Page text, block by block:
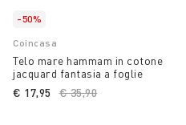
-50%
Coincasa
Telo mare hammam in cotone
jacquard fantasia a foglie
Price reduced from
€ 35,90
€ 17,95